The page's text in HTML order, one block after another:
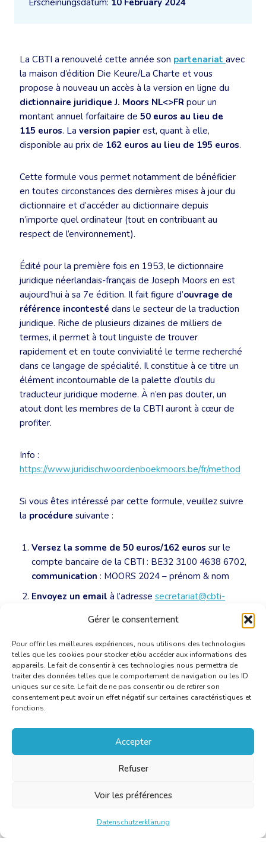
Gérer le consentement
Pour offrir les meilleures expériences, nous utilisons des technologies
telles que les cookies pour stocker et/ou accéder aux informations des
appareils. Le fait de consentir à ces technologies nous permettra de
traiter des données telles que le comportement de navigation ou les ID
uniques sur ce site. Le fait de ne pas consentir ou de retirer son
consentement peut avoir un effet négatif sur certaines caractéristiques et
fonctions.
Accepter
Refuser
Voir les préférences
Datenschutzerklärung
Erscheinungsdatum: 10 February 2024
La CBTI a renouvelé cette année son partenariat avec
la maison d’édition Die Keure/La Charte et vous
propose à nouveau un accès à la version en ligne du
dictionnaire juridique J. Moors NL<>FR pour un
montant annuel forfaitaire de 50 euros au lieu de
115 euros. La version papier est, quant à elle,
disponible au prix de 162 euros au lieu de 195 euros.
Cette formule vous permet notamment de bénéficier
en toutes circonstances des dernières mises à jour du
dictionnaire et d’accéder au dictionnaire depuis
n’importe quel ordinateur (tout en contribuant au
respect de l’environnement).
Édité pour la première fois en 1953, le dictionnaire
juridique néerlandais-français de Joseph Moors en est
aujourd’hui à sa 7e édition. Il fait figure d’ouvrage de
référence incontesté dans le secteur de la traduction
juridique. Riche de plusieurs dizaines de milliers de
termes, il permet à tout linguiste de trouver
rapidement et en toute convivialité le terme recherché
dans ce langage de spécialité. Il constitue à ce titre un
élément incontournable de la palette d’outils du
traducteur juridique moderne. À n’en pas douter, un
atout dont les membres de la CBTI auront à cœur de
profiter.
Info :
https://www.juridischwoordenboekmoors.be/fr/method
Si vous êtes intéressé par cette formule, veuillez suivre
la procédure suivante :
Versez la somme de 50 euros/162 euros sur le
compte bancaire de la CBTI : BE32 3100 4638 6702,
communication : MOORS 2024 – prénom & nom
Envoyez un email à l’adresse secretariat@cbti-
ou les informations de livraison.